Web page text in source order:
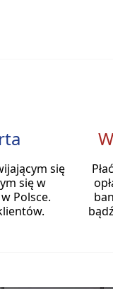
się
się w
Polsce.